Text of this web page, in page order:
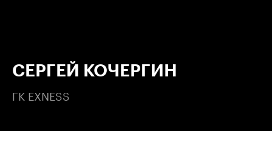
СЕРГЕЙ КОЧЕРГИН
ГК EXNESS